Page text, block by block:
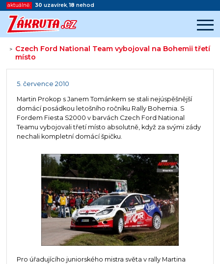
aktuálně: 30 uzavírek,18 nehod
> Czech Ford National Team vybojoval na Bohemii třetí
místo
Začátek reklamy
5. července 2010
Martin Prokop s Janem Tománkem se stali nejúspěšnější
domácí posádkou letošního ročníku Rally Bohemia. S
Fordem Fiesta S2000 v barvách Czech Ford National
Teamu vybojovali třetí místo absolutně, když za svými zády
nechali kompletní domácí špičku.
Pro úřadujícího juniorského mistra světa v rally Martina